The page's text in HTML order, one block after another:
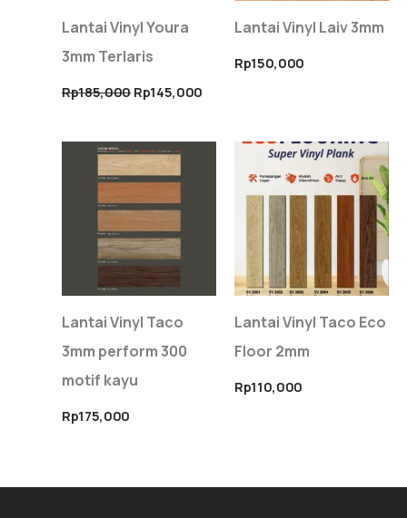
Lantai Vinyl Youra
3mm Terlaris
Rp185,000 Rp145,000
Lantai Vinyl Laiv 3mm
Rp150,000
Lantai Vinyl Taco
3mm perform 300
motif kayu
Rp175,000
Lantai Vinyl Taco Eco
Floor 2mm
Rp110,000